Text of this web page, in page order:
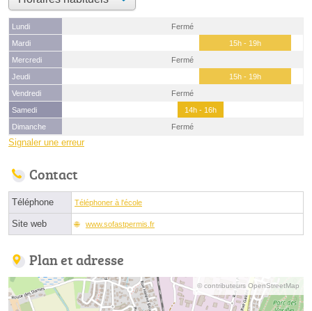
Lundi
Fermé
Mardi
15h - 19h
Mercredi
Fermé
Jeudi
15h - 19h
Vendredi
Fermé
Samedi
14h - 16h
Dimanche
Fermé
Signaler une erreur
Contact
Téléphone Téléphoner à l'école
Site web www.sofastpermis.fr
Plan et adresse
© contributeurs OpenStreetMap